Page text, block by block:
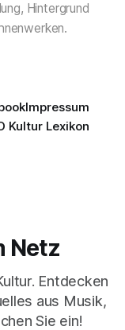
Hintergrund
Impressum
Kultur Lexikon
Netz
Entdecken
aus Musik,
Sie ein!